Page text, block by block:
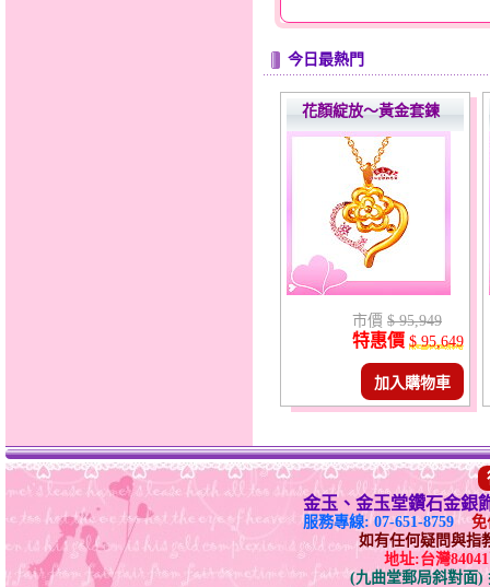
今日最熱門
花顏綻放～黃金套鍊
市價 $ 95,949
特惠價 $ 95,649
加入購物車
金玉、金玉堂鑽石金銀
服務專線: 07-651-8759
免
如有任何疑問與指
地址:台灣
(九曲堂郵局斜對面)